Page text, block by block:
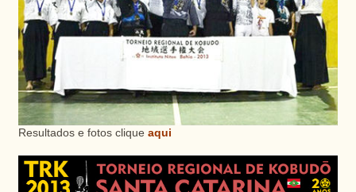
Resultados e fotos clique aqui